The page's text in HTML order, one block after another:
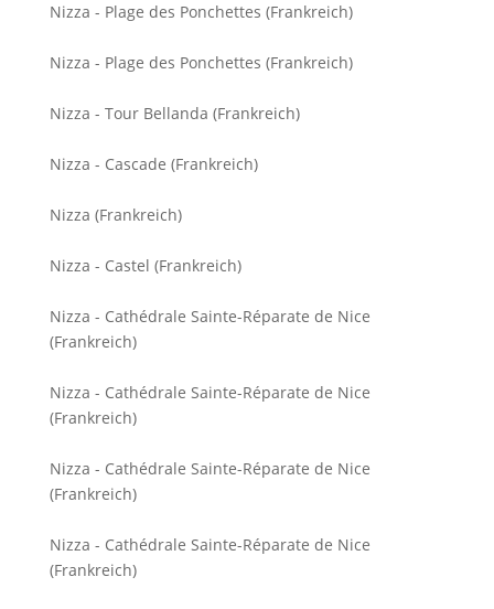
Nizza - Plage des Ponchettes (Frankreich)
Nizza - Plage des Ponchettes (Frankreich)
Nizza - Tour Bellanda (Frankreich)
Nizza - Cascade (Frankreich)
Nizza (Frankreich)
Nizza - Castel (Frankreich)
Nizza - Cathédrale Sainte-Réparate de Nice
(Frankreich)
Nizza - Cathédrale Sainte-Réparate de Nice
(Frankreich)
Nizza - Cathédrale Sainte-Réparate de Nice
(Frankreich)
Nizza - Cathédrale Sainte-Réparate de Nice
(Frankreich)